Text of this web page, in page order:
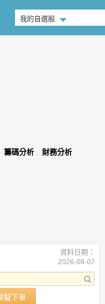
我的自選股
籌碼分析 財務分析
擬下單
資料日期：
2026-08-07